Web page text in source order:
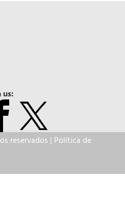
reservados | Política de